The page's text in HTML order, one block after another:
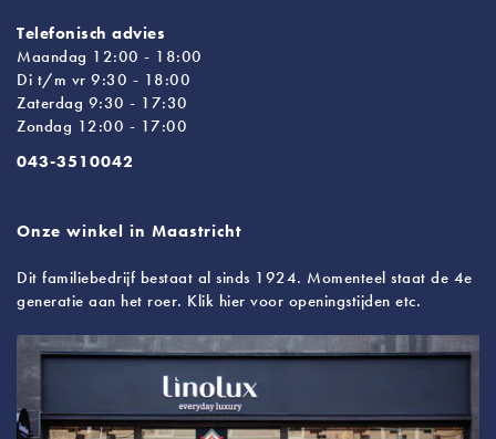
Telefonisch advies
Maandag 12:00 - 18:00
Di t/m vr 9:30 - 18:00
Zaterdag 9:30 - 17:30
Zondag 12:00 - 17:00
043-3510042
Onze winkel in Maastricht
Dit familiebedrijf bestaat al sinds 1924. Momenteel staat de 4e
generatie aan het roer. Klik hier voor openingstijden etc.